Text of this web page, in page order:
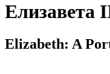
Елизавета
Elizabeth: A